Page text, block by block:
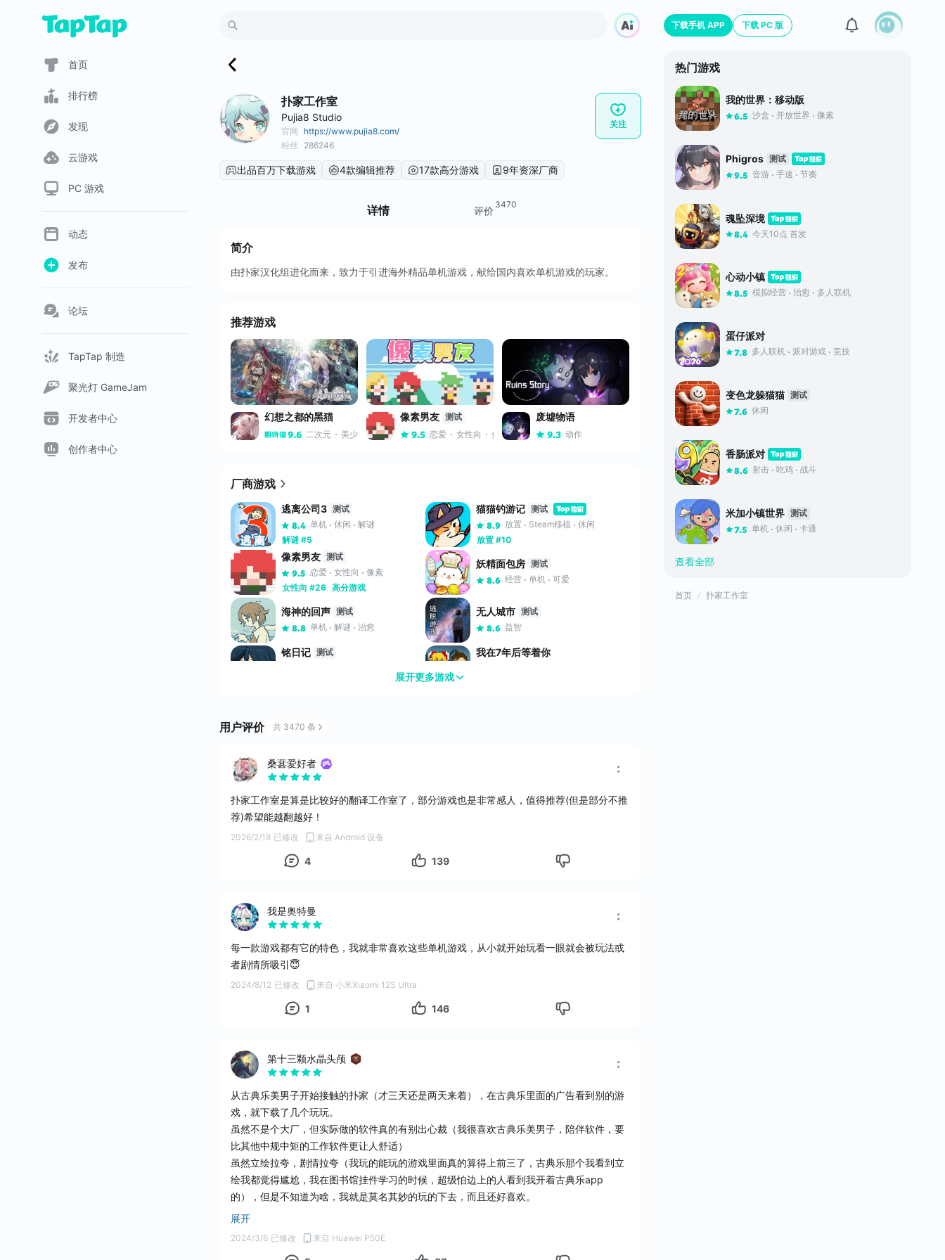
首页
排行榜
发现
云游戏
PC 游戏
动态
发布
论坛
TapTap 制造
聚光灯 GameJam
开发者中心
创作者中心
扑家工作室
Pujia8 Studio
官网
https://www.pujia8.com/
粉丝
286246
关注
出品百万下载游戏 4款编辑推荐 17款高分游戏 9年资深厂商
详情 评价
3470
简介
由扑家汉化组进化而来，致力于引进海外精品单机游戏，献给国内喜欢单机游戏的玩家。
推荐游戏
幻想之都的黑猫
9.6 二次元 美少女 卡牌
像素男友 测试
9.5 恋爱 女性向 像素
废墟物语
9.3 动作
厂商游戏
逃离公司3 测试
8.4 单机 休闲
解谜
解谜 #5
猫猫钓游记 测试
8.9 放置 Steam移植
休闲
放置 #10
像素男友 测试
9.5 恋爱 女性向
像素
女性向 #26 高分游戏
妖精面包房 测试
8.6 经营 单机 可爱
海神的回声 测试
8.8 单机 解谜 治愈
无人城市 测试
8.6 益智
铭日记 测试 我在7年后等着你
6.6 休闲
8.1 密室
我和奶奶 测试
9.4 益智
迷你荒岛求生 测试
7.9 休闲
展开更多游戏
用户评价 共 3470 条
桑葚爱好者
扑家工作室是算是比较好的翻译工作室了，部分游戏也是非常感人，值得推荐(但是部分不推
荐)希望能越翻越好！
2026/2/18 已修改 来自 Android 设备
4 139
我是奥特曼
每一款游戏都有它的特色，我就非常喜欢这些单机游戏，从小就开始玩看一眼就会被玩法或
者剧情所吸引😇
2024/8/12 已修改 来自 小米Xiaomi 12S Ultra
1 146
第十三颗水晶头颅
从古典乐美男子开始接触的扑家（才三天还是两天来着），在古典乐里面的广告看到别的游
戏，就下载了几个玩玩。
虽然不是个大厂，但实际做的软件真的有别出心裁（我很喜欢古典乐美男子，陪伴软件，要
比其他中规中矩的工作软件更让人舒适）
虽然立绘拉夸，剧情拉夸（我玩的能玩的游戏里面真的算得上前三了，古典乐那个我看到立
绘我都觉得尴尬，我在图书馆挂件学习的时候，超级怕边上的人看到我开着古典乐app
的），但是不知道为啥，我就是莫名其妙的玩的下去，而且还好喜欢。
希望多出类似的放置陪伴类游戏
展开
2024/3/6 已修改 来自 Huawei P50E
下载手机 APP 下载 PC 版
热门游戏
我的世界：移动版
6.5 沙盒 开放世界 像素
Phigros 测试
9.5 音游 手速 节奏
魂坠深境
8.4 今天10点 首发
心动小镇
8.5 模拟经营 治愈 多人联机
蛋仔派对
7.8 多人联机 派对游戏 竞技
变色龙躲猫猫 测试
7.6 休闲
香肠派对
8.6 射击 吃鸡 战斗
米加小镇世界 测试
7.5 单机 休闲 卡通
查看全部
首页 扑家工作室